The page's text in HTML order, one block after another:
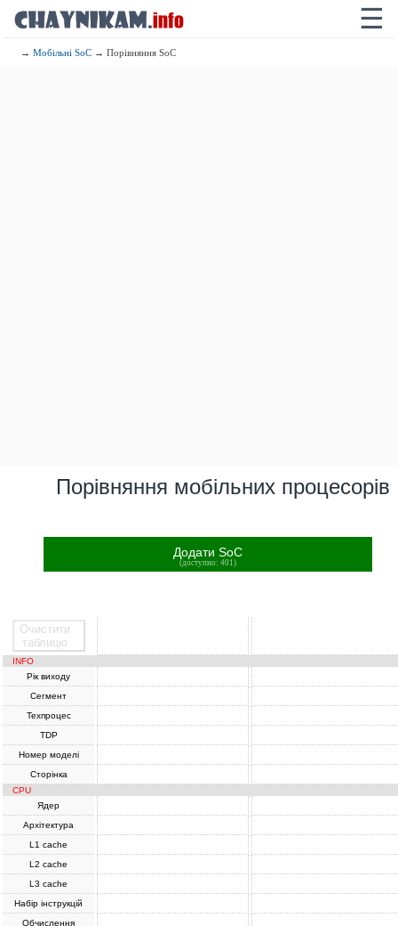
☰
→Мобільні SoC → Порівняння SoC
Порівняння мобільних процесорів
Додати SoC
(доступно: 401)
Очистити
таблицю
INFO
Рік виходу
Сегмент
Техпроцес
TDP
Номер моделі
Сторінка
CPU
Ядер
Архітектура
L1 cache
L2 cache
L3 cache
Набір інструкцій
Обчислення